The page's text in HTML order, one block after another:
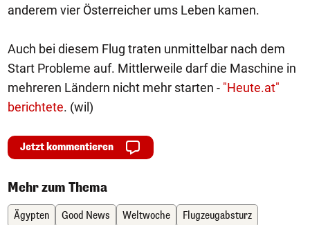
anderem vier Österreicher ums Leben kamen.
Auch bei diesem Flug traten unmittelbar nach dem
Start Probleme auf. Mittlerweile darf die Maschine in
mehreren Ländern nicht mehr starten - "Heute.at"
berichtete. (wil)
Jetzt kommentieren
Mehr zum Thema
Ägypten Good News Weltwoche Flugzeugabsturz